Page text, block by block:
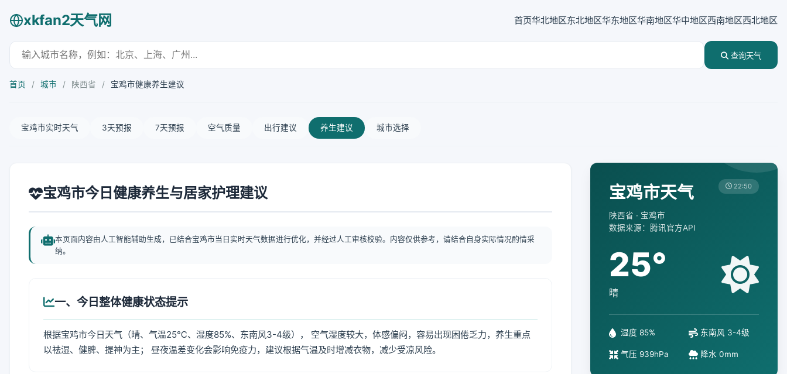
xkfan2天气网 首页华北地区东北地区华东地区华南地区华中地区西南地区西北地区
查询天气
首页 / 城市 / 陕西省 / 宝鸡市健康养生建议
宝鸡市实时天气 3天预报 7天预报 空气质量 出行建议 养生建议 城市选择
宝鸡市今日健康养生与居家护理建议
本页面内容由人工智能辅助生成，已结合宝鸡市当日实时天气数据进行优化，并经过人工审核校验。内容仅供参考，请结合自身实际情况酌情采
纳。
一、今日整体健康状态提示
根据宝鸡市今日天气（晴、气温25℃、湿度85%、东南风3-4级）， 空气湿度较大，体感偏闷，容易出现困倦乏力，养生重点
以祛湿、健脾、提神为主； 昼夜温差变化会影响免疫力，建议根据气温及时增减衣物，减少受凉风险。
宝鸡市天气
陕西省 · 宝鸡市
数据来源：腾讯官方API
22:50
25°
晴
湿度 85% 东南风 3-4级
气压 939hPa 降水 0mm